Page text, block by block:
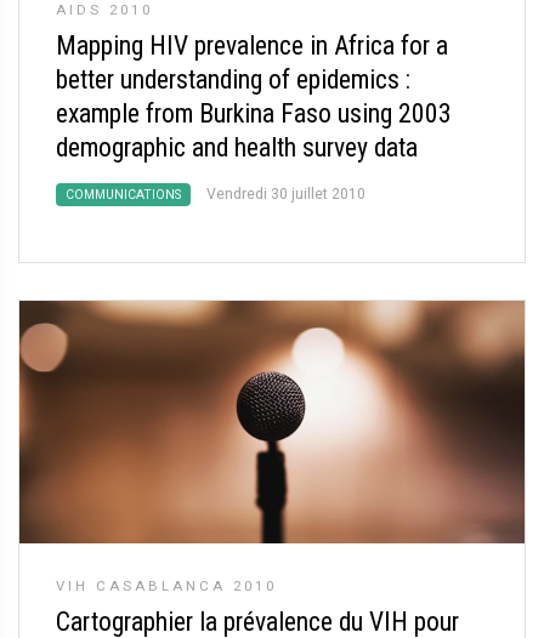
AIDS 2010
Mapping HIV prevalence in Africa for a
better understanding of epidemics :
example from Burkina Faso using 2003
demographic and health survey data
COMMUNICATIONS Vendredi 30 juillet 2010
VIH CASABLANCA 2010
Cartographier la prévalence du VIH pour